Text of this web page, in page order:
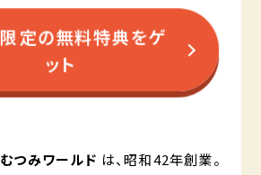
定の無料特典をゲ
ット
つみワールド は、昭和42年創業。